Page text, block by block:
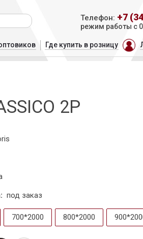
Телефон: +7
режим работы с
Где купить в розницу
2P
под заказ
700*2000 800*2000